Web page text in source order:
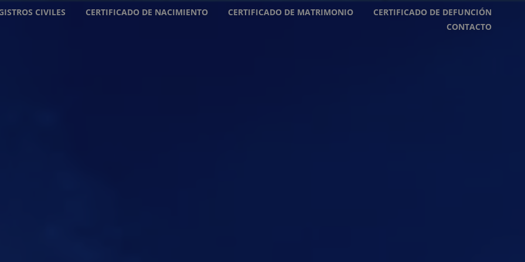
CIVILES CERTIFICADO DE NACIMIENTO CERTIFICADO DE MATRIMONIO
CERTIFICADO DE DEFUNCIÓN
CONTACTO